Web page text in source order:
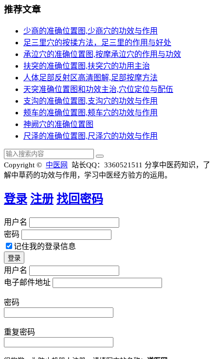
推荐文章
少商的准确位置图,少商穴的功效与作用
足三里穴的按揉方法，足三里的作用与好处
承泣穴的准确位置图,按摩承泣穴的作用与功效
扶突的准确位置图,扶突穴的功用主治
人体足部反射区高清图解,足部按摩方法
天突准确位置图和功效主治,穴位定位与配伍
支沟的准确位置图,支沟穴的功效与作用
颊车的准确位置图,颊车穴的功效与作用
神阙穴的准确位置图
尺泽的准确位置图,尺泽穴的功效与作用
Copyright © 中医网 站长QQ：3360521511 分享中医药知识，了
解中草药的功效与作用，学习中医经方验方的运用。
登录 注册 找回密码
用户名
密码
记住我的登录信息
用户名
电子邮件地址
密码
重复密码